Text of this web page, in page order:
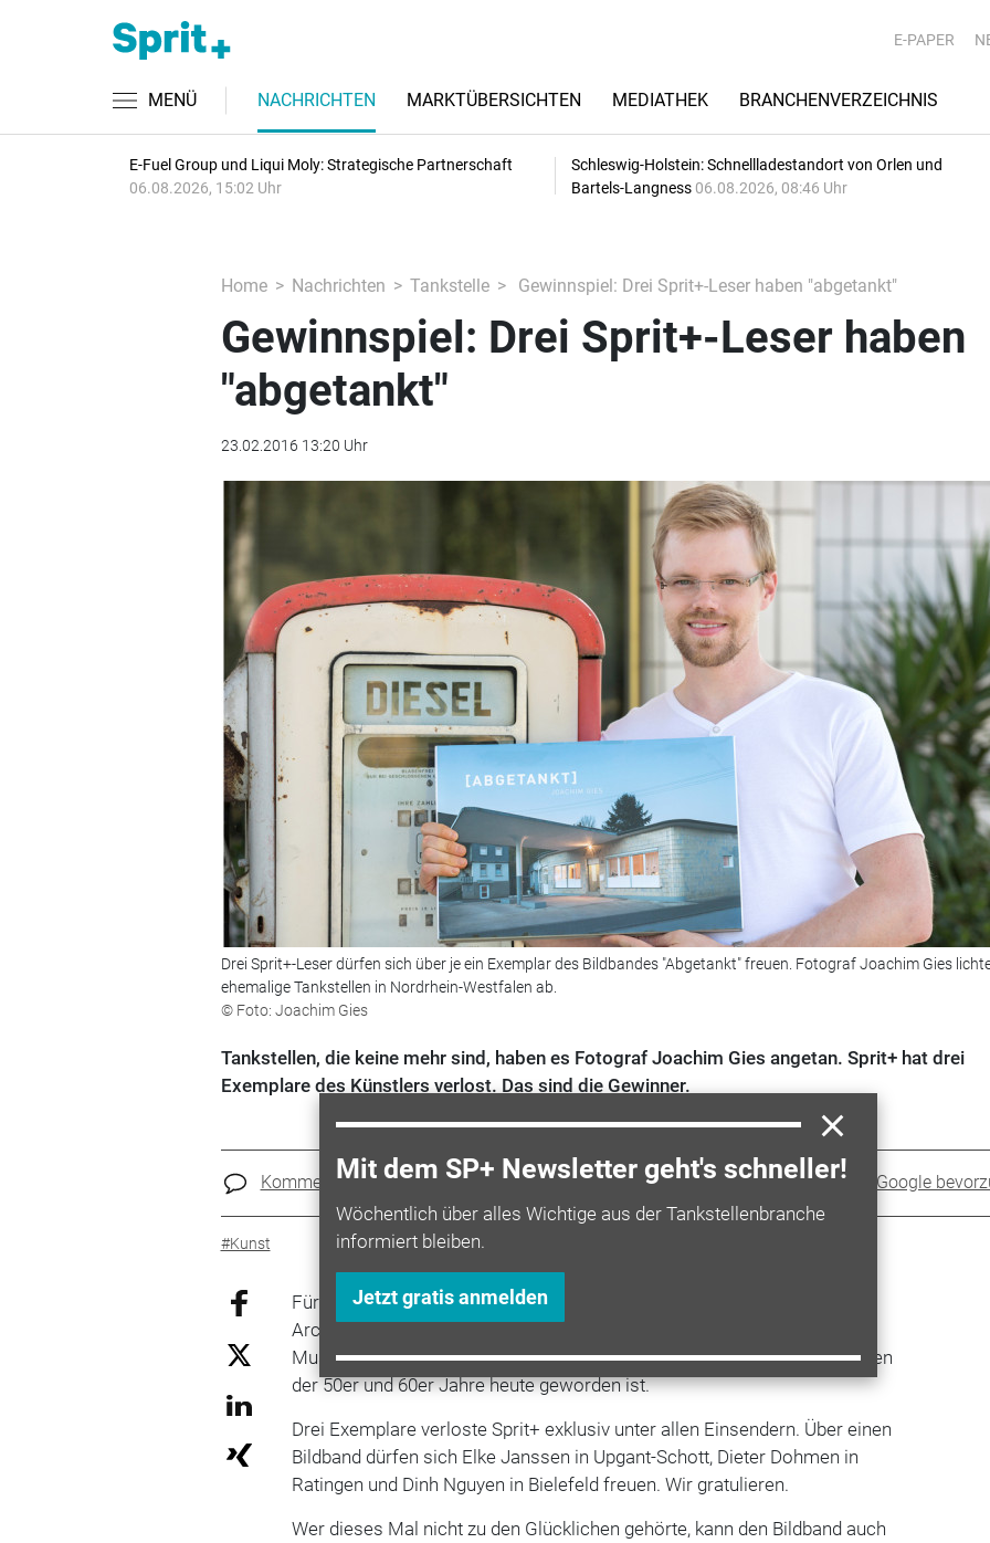
E-PAPER
MENÜ NACHRICHTEN MARKTÜBERSICHTEN MEDIATHEK BRANCHENVERZEICHNIS
E-Fuel Group und Liqui Moly: Strategische Partnerschaft
06.08.2026, 15:02 Uhr
Schleswig-Holstein: Schnellladestandort von Orlen und
Bartels-Langness 06.08.2026, 08:46 Uhr
Home Nachrichten Tankstelle Gewinnspiel: Drei Sprit+-Leser haben "abgetankt"
Gewinnspiel: Drei Sprit+-Leser haben
"abgetankt"
23.02.2016 13:20 Uhr
Drei Sprit+-Leser dürfen sich über je ein Exemplar des Bildbandes "Abgetankt" freuen. Fotograf Joachim Gies
ehemalige Tankstellen in Nordrhein-Westfalen ab.
© Foto: Joachim Gies
Tankstellen, die keine mehr sind, haben es Fotograf Joachim Gies angetan. Sprit+ hat drei
Exemplare des Künstlers verlost. Das sind die Gewinner.
Kommentare Teilen Sprit+ bei Google
#Kunst
Mit dem SP+ Newsletter geht's schneller!
Wöchentlich über alles Wichtige aus der Tankstellenbranche
informiert bleiben.
Jetzt gratis anmelden
Für alle Tankstellennostalgiker, Geschichtsfreunde und
Architekturliebhaber ist der Bildband „Abgetankt“ von Joachim Gies ein
Muss. Der Fotograf zeigt auf 61 hoch­wertigen Fotos, was aus Tankstellen
der 50er und 60er Jahre heute geworden ist.
Drei Exemplare verloste Sprit+ exklusiv unter allen Einsendern. Über einen
Bildband dürfen sich Elke Janssen in Upgant-Schott, Dieter Dohmen in
Ratingen und Dinh Nguyen in Bielefeld freuen. Wir gratulieren.
Wer dieses Mal nicht zu den Glücklichen gehörte, kann den Bildband auch